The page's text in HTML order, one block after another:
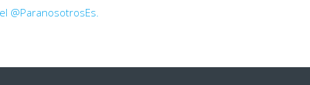
@ParanosotrosEs.